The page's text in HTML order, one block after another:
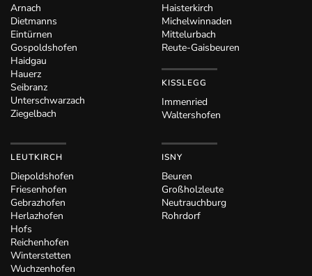
Arnach
Dietmanns
Eintürnen
Gospoldshofen
Haidgau
Hauerz
Seibranz
Unterschwarzach
Ziegelbach
Haisterkirch
Michelwinnaden
Mittelurbach
Reute-Gaisbeuren
KISSLEGG
Immenried
Waltershofen
LEUTKIRCH
Diepoldshofen
Friesenhofen
Gebrazhofen
Herlazhofen
Hofs
Reichenhofen
Winterstetten
Wuchzenhofen
ISNY
Beuren
Großholzleute
Neutrauchburg
Rohrdorf